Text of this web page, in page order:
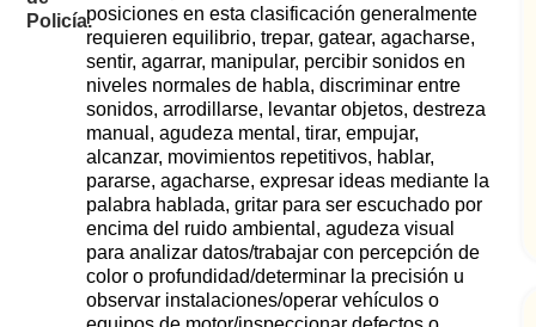
Policía.posiciones en esta clasificación generalmente
requieren equilibrio, trepar, gatear, agacharse,
sentir, agarrar, manipular, percibir sonidos en
niveles normales de habla, discriminar entre
sonidos, arrodillarse, levantar objetos, destreza
manual, agudeza mental, tirar, empujar,
alcanzar, movimientos repetitivos, hablar,
pararse, agacharse, expresar ideas mediante la
palabra hablada, gritar para ser escuchado por
encima del ruido ambiental, agudeza visual
para analizar datos/trabajar con percepción de
color o profundidad/determinar la precisión u
observar instalaciones/operar vehículos o